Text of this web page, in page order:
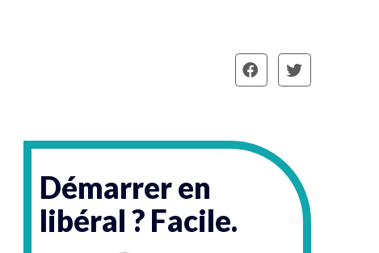
Démarrer en
libéral ? Facile.